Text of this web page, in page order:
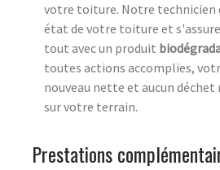
votre toiture. Notre technicien
état de votre toiture et
tout avec un produit
toutes actions accomplies,
nouveau nette et aucun déchet
sur votre terrain.
Prestations